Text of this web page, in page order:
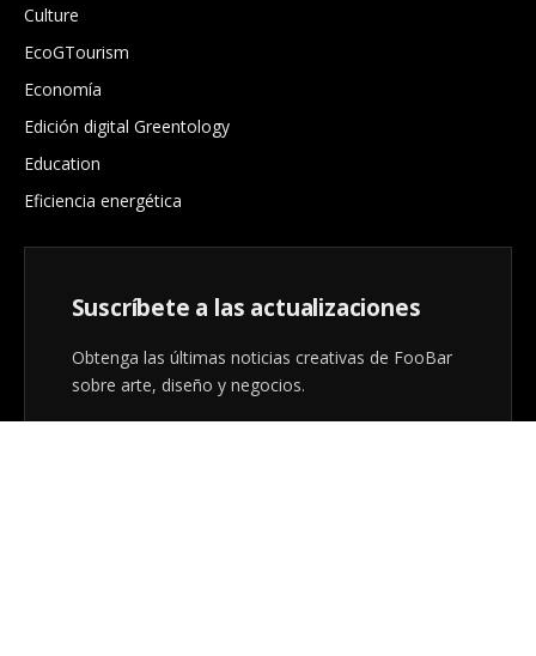
Culture
EcoGTourism
Economía
Edición digital Greentology
Education
Eficiencia energética
Suscríbete a las actualizaciones
Obtenga las últimas noticias creativas de FooBar
sobre arte, diseño y negocios.